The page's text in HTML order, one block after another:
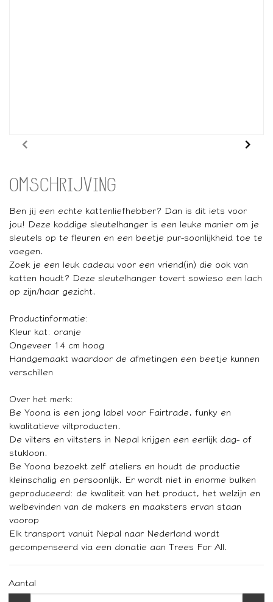
OMSCHRIJVING
Ben jij een echte kattenliefhebber? Dan is dit iets voor
jou! Deze koddige sleutelhanger is een leuke manier om je
sleutels op te fleuren en een beetje pur-soonlijkheid toe te
voegen.
Zoek je een leuk cadeau voor een vriend(in) die ook van
katten houdt? Deze sleutelhanger tovert sowieso een lach
op zijn/haar gezicht.
Productinformatie:
Kleur kat: oranje
Ongeveer 14 cm hoog
Handgemaakt waardoor de afmetingen een beetje kunnen
verschillen
Over het merk:
Be Yoona is een jong label voor Fairtrade, funky en
kwalitatieve viltproducten.
De vilters en viltsters in Nepal krijgen een eerlijk dag- of
stukloon.
Be Yoona bezoekt zelf ateliers en houdt de productie
kleinschalig en persoonlijk. Er wordt niet in enorme bulken
geproduceerd: de kwaliteit van het product, het welzijn en
welbevinden van de makers en maaksters ervan staan
voorop
Elk transport vanuit Nepal naar Nederland wordt
gecompenseerd via een donatie aan Trees For All.
Aantal